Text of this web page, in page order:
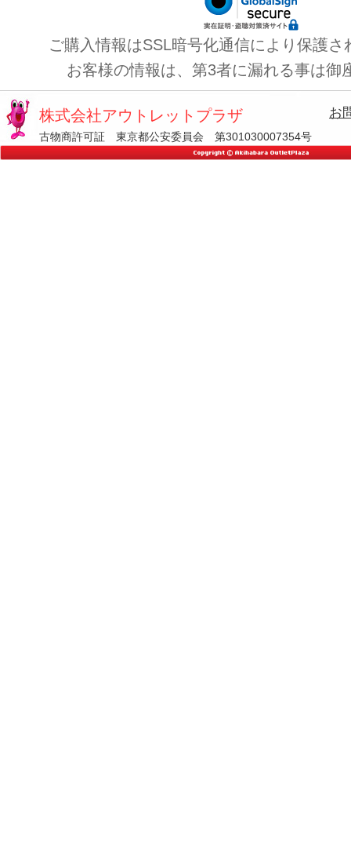
ご購入情報はSSL暗号化通信により保護さ
お客様の情報は、第3者に漏れる事は御
株式会社アウトレットプラザ
古物商許可証 東京都公安委員会 第301030007354号
お